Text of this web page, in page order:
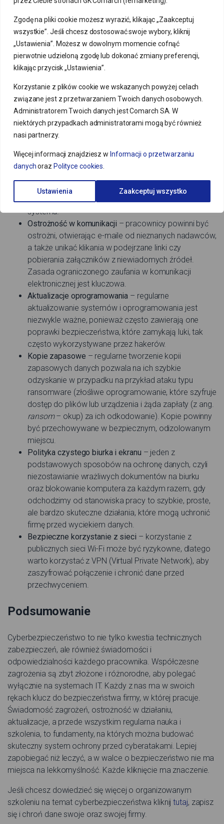
Zgodę na pliki cookie możesz wyrazić, klikając „Zaakceptuj
wszystkie”. Jeśli chcesz dostosować swoje wybory, kliknij
„Ustawienia”. Możesz w dowolnym momencie cofnąć
pierwotnie udzieloną zgodę lub dokonać zmiany preferencji,
klikając przycisk „Ustawienia”.
Korzystanie z plików cookie we wskazanych powyżej celach
związane jest z przetwarzaniem Twoich danych osobowych.
Administratorem Twoich danych jest Comarch SA. W
niektórych przypadkach administratorami mogą być również
nasi partnerzy.
Więcej informacji znajdziesz w Informacji o przetwarzaniu
danychoraz Polityce cookies
Ustawienia Zaakceptuj wszystko
każdej firmie. Pracownicy muszą być świadomi
zagrożeń oraz wiedzieć, jak rozpoznawać podejrzane
sytuacje i jak na nie reagować. Świetną okazją do
nauki jestdarmowy kurs z cyberbezpieczeństwa
organizowany przez Comarch, który z pewnością
zwiększy bezpieczeństwo w Twojej firmie.
unikalne hasła do każdego konta. Pracownicy powinni
unikać używania tych samych haseł w różnych
systemach oraz regularnie je zmieniać. Warto również
stosować menedżery haseł, które ułatwiają nam
zarządzanie nimi.
Autoryzacja dwuskładnikowa (2FA) –korzystanie z
dwuskładnikowej autoryzacji
zdobędą hasło, będą musieli przejść dodatkowy krok
weryfikacji, co znacznie utrudnia im dostęp do
systemu.
Ostrożność w komunikacji – pracownicy powinni być
ostrożni, otwierając e-maile od nieznanych nadawców,
a także unikać klikania w podejrzane linki czy
pobierania załączników z niewiadomych źródeł.
Zasada ograniczonego zaufania w komunikacji
elektronicznej jest kluczowa.
Aktualizacje oprogramowania – regularne
aktualizowanie systemów i oprogramowania jest
niezwykle ważne, ponieważ często zawierają one
poprawki bezpieczeństwa, które zamykają luki, tak
często wykorzystywane przez hakerów.
Kopie zapasowe – regularne tworzenie kopii
zapasowych danych pozwala na ich szybkie
odzyskanie w przypadku na przykład ataku typu
ransomware (złośliwe oprogramowanie, które szyfruje
dostęp do plików lub urządzenia i żąda zapłaty (z ang.
ransom– okup) za ich odkodowanie). Kopie powinny
być przechowywane w bezpiecznym, odizolowanym
miejscu.
Polityka czystego biurka i ekranu – jeden z
podstawowych sposobów na ochronę danych, czyli
niezostawianie wrażliwych dokumentów na biurku
oraz blokowanie komputera za każdym razem, gdy
odchodzimy od stanowiska pracy to szybkie, proste,
ale bardzo skuteczne działania, które mogą uchronić
firmę przed wyciekiem danych.
Bezpieczne korzystanie z sieci – korzystanie z
publicznych sieci Wi-Fi może być ryzykowne, dlatego
warto korzystać z VPN (Virtual Private Network), aby
zaszyfrować połączenie i chronić dane przed
przechwyceniem.
Podsumowanie
Cyberbezpieczeństwo to nie tylko kwestia technicznych
zabezpieczeń, ale również świadomości i
odpowiedzialności każdego pracownika. Współczesne
zagrożenia są zbyt złożone i różnorodne, aby polegać
wyłącznie na systemach IT. Każdy z nas ma w swoich
rękach klucz do bezpieczeństwa firmy, w której pracuje.
Świadomość zagrożeń, ostrożność w działaniu,
aktualizacje, a przede wszystkim regularna nauka i
szkolenia, to fundamenty, na których można budować
skuteczny system ochrony przed cyberatakami. Lepiej
zapobiegać niż leczyć, a w walce o bezpieczeństwo nie ma
miejsca na lekkomyślność. Każde kliknięcie ma znaczenie.
Jeśli chcesz dowiedzieć się więcej o organizowanym
szkoleniu na temat cyberbezpieczeństwa kliknijtutaj, zapisz
się i chroń dane swoje oraz swojej firmy.